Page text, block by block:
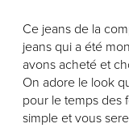
Ce jeans de la
jeans qui a été
avons acheté et
On adore le look
pour le temps des
simple et vous